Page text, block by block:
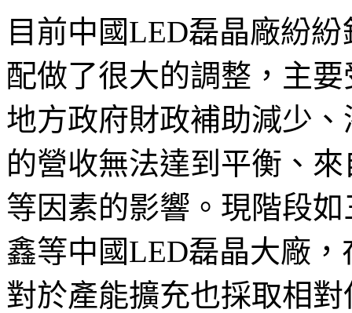
目前中國LED磊晶廠紛
配做了很大的調整，主
地方政府財政補助減少
的營收無法達到平衡、
等因素的影響。現階段
鑫等中國LED磊晶大廠
對於產能擴充也採取相